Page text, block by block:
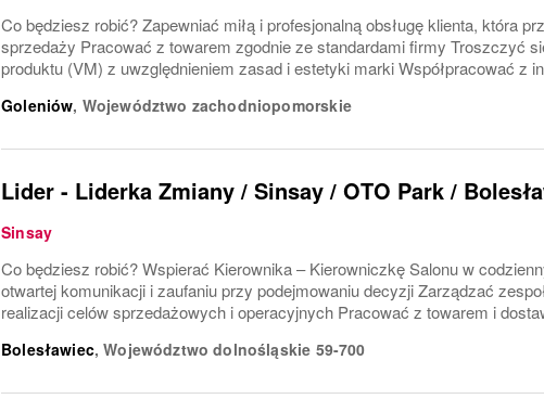
Co będziesz robić? Zapewniać miłą i profesjonalną obsługę klienta, która
sprzedaży Pracować z towarem zgodnie ze standardami firmy Troszczyć
produktu (VM) z uwzględnieniem zasad i estetyki marki Współpracować z
Goleniów, Województwo zachodniopomorskie
Lider - Liderka Zmiany / Sinsay / OTO Park /
Sinsay
Co będziesz robić? Wspierać Kierownika – Kierowniczkę Salonu w
otwartej komunikacji i zaufaniu przy podejmowaniu decyzji Zarządzać
realizacji celów sprzedażowych i operacyjnych Pracować z towarem i
Bolesławiec,Województwo dolnośląskie 59-700